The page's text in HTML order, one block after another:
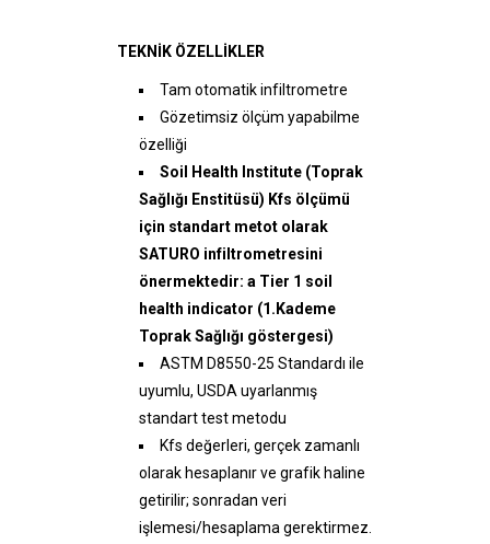
TEKNİK ÖZELLİKLER
Tam otomatik infiltrometre
Gözetimsiz ölçüm yapabilme
özelliği
Soil Health Institute (Toprak
Sağlığı Enstitüsü) Kfs ölçümü
için standart metot olarak
SATURO infiltrometresini
önermektedir: a Tier 1 soil
health indicator (1.Kademe
Toprak Sağlığı göstergesi)
ASTM D8550-25 Standardı ile
uyumlu, USDA uyarlanmış
standart test metodu
Kfs değerleri, gerçek zamanlı
olarak hesaplanır ve grafik haline
getirilir; sonradan veri
işlemesi/hesaplama gerektirmez.